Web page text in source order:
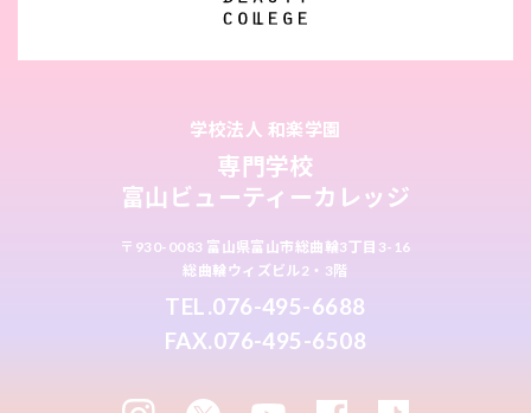
学校法人 和楽学園
専門学校
富山ビューティーカレッジ
〒930-0083 富山県富山市総曲輪3丁目3-16
総曲輪ウィズビル2・3階
TEL.076-495-6688
FAX.076-495-6508